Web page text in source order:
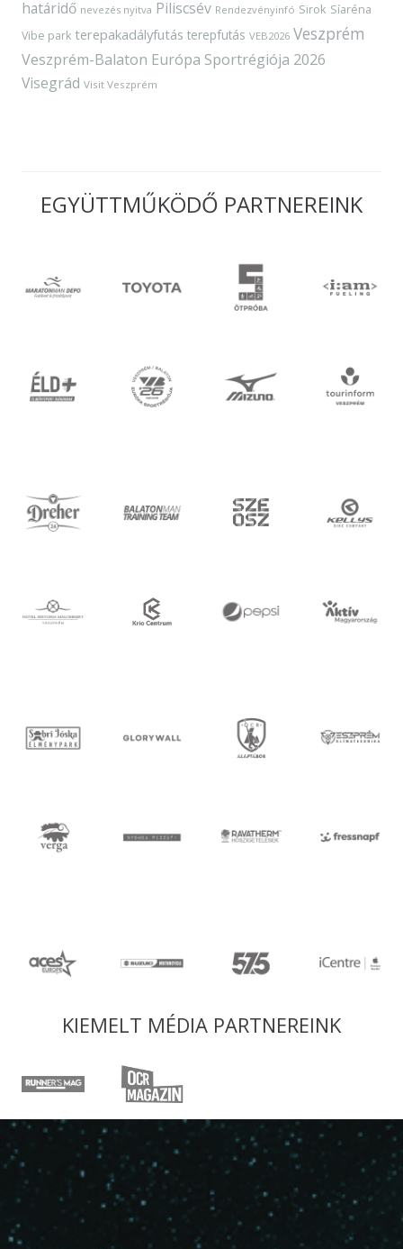
határidő nevezés nyitva Piliscsév Rendezvényinfó Sirok Síaréna
Vibe park terepakadályfutás terepfutás VEB2026 Veszprém
Veszprém-Balaton Európa Sportrégiója 2026
Visegrád Visit Veszprém
EGYÜTTMŰKÖDŐ PARTNEREINK
KIEMELT MÉDIA PARTNEREINK